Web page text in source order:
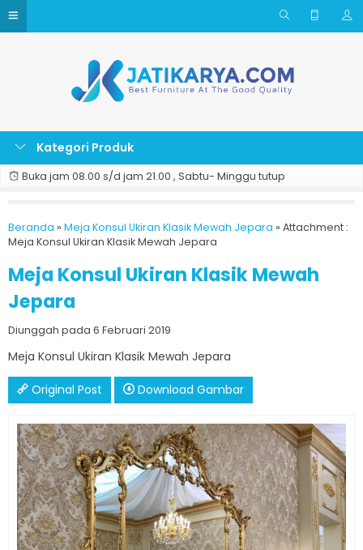
Kategori Produk
Buka jam 08.00 s/d jam 21.00 , Sabtu- Minggu tutup
Beranda » Meja Konsul Ukiran Klasik Mewah Jepara » Attachment :
Meja Konsul Ukiran Klasik Mewah Jepara
Meja Konsul Ukiran Klasik Mewah
Jepara
Diunggah pada 6 Februari 2019
Meja Konsul Ukiran Klasik Mewah Jepara
Original Post Download Gambar